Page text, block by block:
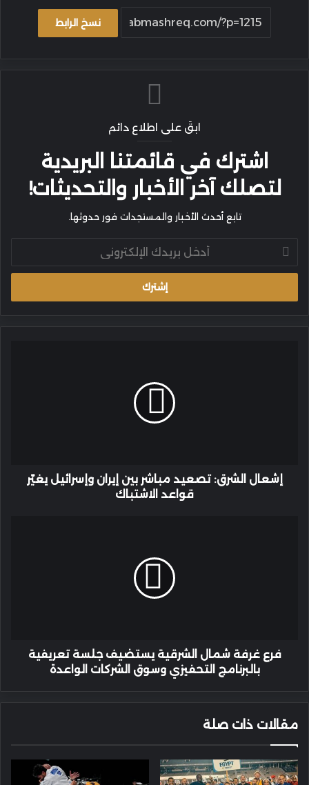
نسخ الرابط
ابقَ على اطلاع دائم
اشترك في قائمتنا البريدية
لتصلك آخر الأخبار والتحديثات!
تابع أحدث الأخبار والمستجدات فور حدوثها.
بريدك
الإلكتروني
الاشتباكإشعال الشرق: تصعيد مباشر بين إيران وإسرائيل يغيّر
قواعد الاشتباك
وسوقفرع غرفة شمال الشرقية يستضيف جلسة تعريفية
بالبرنامج التحفيزي وسوق الشركات الواعدة
مقالات ذات صلة